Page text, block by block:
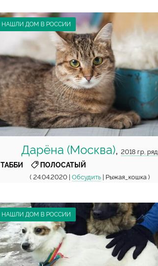
НАШЛИ ДОМ В РОССИИ
Дарёна (Москва),2018 г.р, ряд
ТАББИ
ПОЛОСАТЫЙ
( 24.04.2020 |Обсудить | Рыжая_кошка )
НАШЛИ ДОМ В РОССИИ